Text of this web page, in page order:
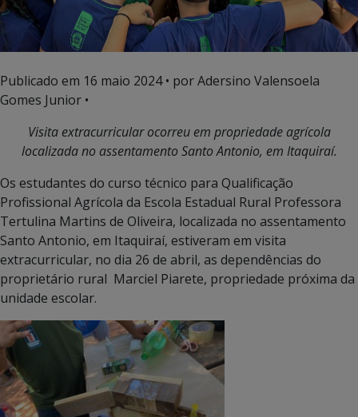
Publicado em 16 maio 2024• por Adersino Valensoela
Gomes Junior •
Visita extracurricular ocorreu em propriedade agrícola
localizada no assentamento Santo Antonio, em Itaquiraí.
Os estudantes do curso técnico para Qualificação
Profissional Agrícola da Escola Estadual Rural Professora
Tertulina Martins de Oliveira, localizada no assentamento
Santo Antonio, em Itaquiraí, estiveram em visita
extracurricular, no dia 26 de abril, as dependências do
proprietário rural Marciel Piarete, propriedade próxima da
unidade escolar.